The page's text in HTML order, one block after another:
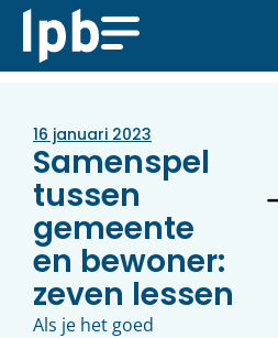
16 januari 2023
Samenspel
tussen
gemeente
en bewoner:
zeven lessen
Als je het goed